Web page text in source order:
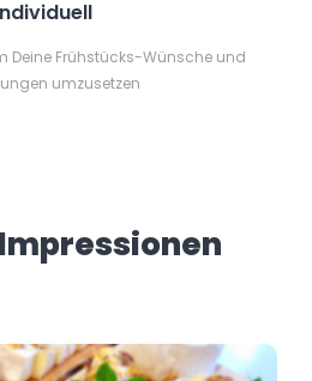
Deine Frühstücks-Wünsche und
umzusetzen